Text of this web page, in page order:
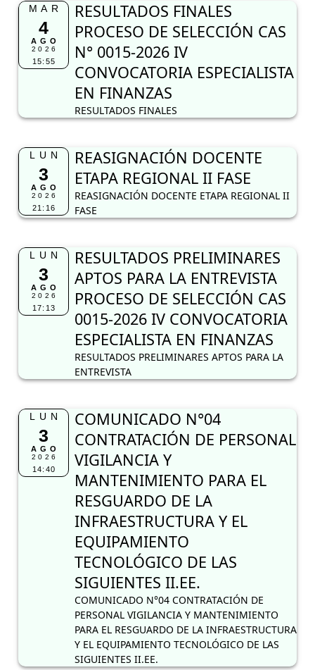
MAR
4
AGO
2026
15:55
RESULTADOS FINALES
PROCESO DE SELECCIÓN CAS
N° 0015-2026 IV
CONVOCATORIA ESPECIALISTA
EN FINANZAS
RESULTADOS FINALES
LUN
3
AGO
2026
21:16
REASIGNACIÓN DOCENTE
ETAPA REGIONAL II FASE
REASIGNACIÓN DOCENTE ETAPA REGIONAL II
FASE
LUN
3
AGO
2026
17:13
RESULTADOS PRELIMINARES
APTOS PARA LA ENTREVISTA
PROCESO DE SELECCIÓN CAS
0015-2026 IV CONVOCATORIA
ESPECIALISTA EN FINANZAS
RESULTADOS PRELIMINARES APTOS PARA LA
ENTREVISTA
LUN
3
AGO
2026
14:40
COMUNICADO N°04
CONTRATACIÓN DE PERSONAL
VIGILANCIA Y
MANTENIMIENTO PARA EL
RESGUARDO DE LA
INFRAESTRUCTURA Y EL
EQUIPAMIENTO
TECNOLÓGICO DE LAS
SIGUIENTES II.EE.
COMUNICADO N°04 CONTRATACIÓN DE
PERSONAL VIGILANCIA Y MANTENIMIENTO
PARA EL RESGUARDO DE LA INFRAESTRUCTURA
Y EL EQUIPAMIENTO TECNOLÓGICO DE LAS
SIGUIENTES II.EE.